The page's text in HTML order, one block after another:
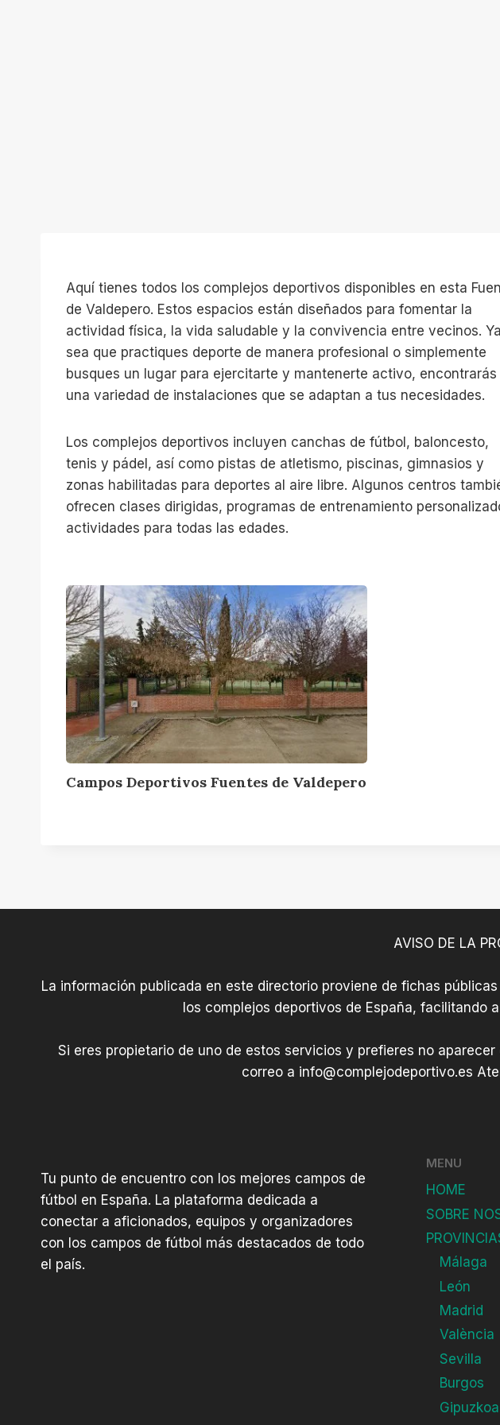
Aquí tienes todos los complejos deportivos disponibles en esta
de Valdepero. Estos espacios están diseñados para fomentar la
actividad física, la vida saludable y la convivencia entre vecinos. Ya
sea que practiques deporte de manera profesional o simplemente
busques un lugar para ejercitarte y mantenerte activo, encontrarás
una variedad de instalaciones que se adaptan a tus necesidades.
Los complejos deportivos incluyen canchas de fútbol, baloncesto,
tenis y pádel, así como pistas de atletismo, piscinas, gimnasios y
zonas habilitadas para deportes al aire libre. Algunos centros
ofrecen clases dirigidas, programas de entrenamiento
actividades para todas las edades.
C
a
m
p
o
s
D
e
p
o
e
e
l
d
e
p
e
Campos Deportivos Fuentes de Valdepero
AVISO DE LA
La información publicada en este directorio proviene de fichas
los complejos deportivos de España,
Si eres propietario de uno de estos servicios y prefieres no
correo a info@complejodeportivo.es
Tu punto de encuentro con los mejores campos de
fútbol en España. La plataforma dedicada a
conectar a aficionados, equipos y organizadores
con los campos de fútbol más destacados de todo
el país.
MENU
HOME
SOBRE
Málaga
León
Madrid
València
Sevilla
Burgos
Gipuzkoa